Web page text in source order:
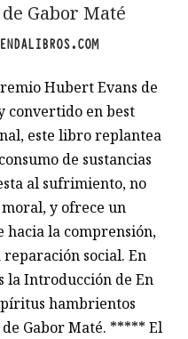
Gabor Maté
Hubert Evans de
convertido en best
este libro replantea
de sustancias
al sufrimiento, no
y ofrece un
hacia la comprensión,
social. En
la Introducción de En
hambrientos
Gabor Maté. ***** El